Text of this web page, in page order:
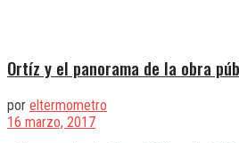
Ortíz y el panorama de la obra
por eltermometro
16 marzo, 2017